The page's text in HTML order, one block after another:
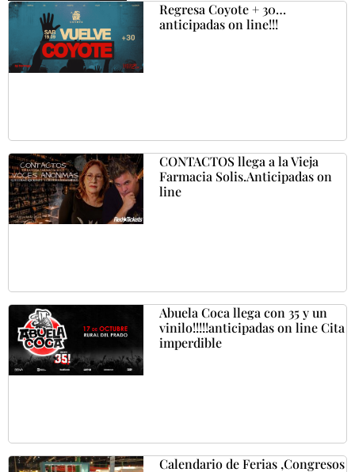
Regresa Coyote + 30…
anticipadas on line!!!
CONTACTOS llega a la Vieja
Farmacia Solis.Anticipadas on
line
Abuela Coca llega con 35 y un
vinilo!!!!!anticipadas on line Cita
imperdible
Calendario de Ferias ,Congresos